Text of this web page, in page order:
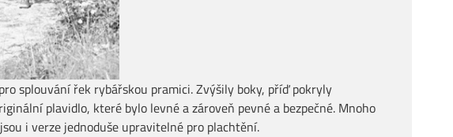
splouvání řek rybářskou pramici. Zvýšily boky, příď pokryly
plavidlo, které bylo levné a zároveň pevné a bezpečné. Mnoho
i verze jednoduše upravitelné pro plachtění.